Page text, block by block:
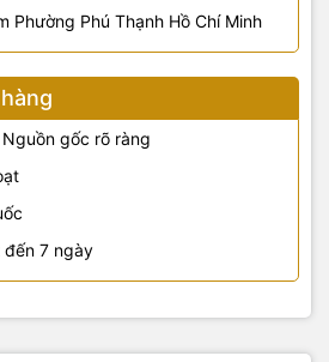
Phường Phú Thạnh Hồ Chí Minh
gốc rõ ràng
đến 7 ngày